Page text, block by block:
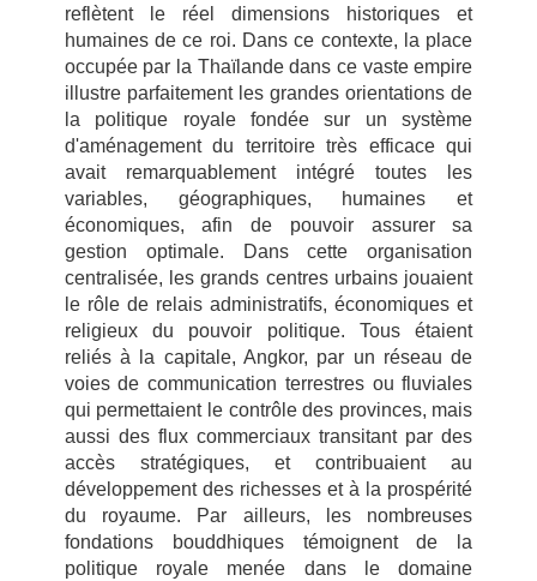
reflètent le réel dimensions historiques et
humaines de ce roi. Dans ce contexte, la place
occupée par la Thaïlande dans ce vaste empire
illustre parfaitement les grandes orientations de
la politique royale fondée sur un système
d'aménagement du territoire très efficace qui
avait remarquablement intégré toutes les
variables, géographiques, humaines et
économiques, afin de pouvoir assurer sa
gestion optimale. Dans cette organisation
centralisée, les grands centres urbains jouaient
le rôle de relais administratifs, économiques et
religieux du pouvoir politique. Tous étaient
reliés à la capitale, Angkor, par un réseau de
voies de communication terrestres ou fluviales
qui permettaient le contrôle des provinces, mais
aussi des flux commerciaux transitant par des
accès stratégiques, et contribuaient au
développement des richesses et à la prospérité
du royaume. Par ailleurs, les nombreuses
fondations bouddhiques témoignent de la
politique royale menée dans le domaine